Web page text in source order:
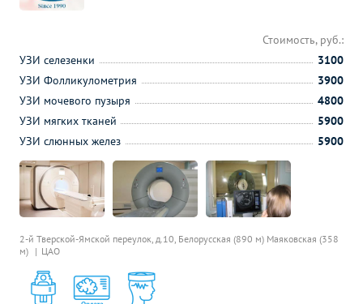
2-й Тверской-Ямской переулок, д.10, Белорусская (890 м) Маяковская (358
м)
ЦАО
Стоимость, руб.:
УЗИ селезенки
3100
УЗИ Фолликулометрия
3900
УЗИ мочевого пузыря
4800
УЗИ мягких тканей
5900
УЗИ слюнных желез
5900